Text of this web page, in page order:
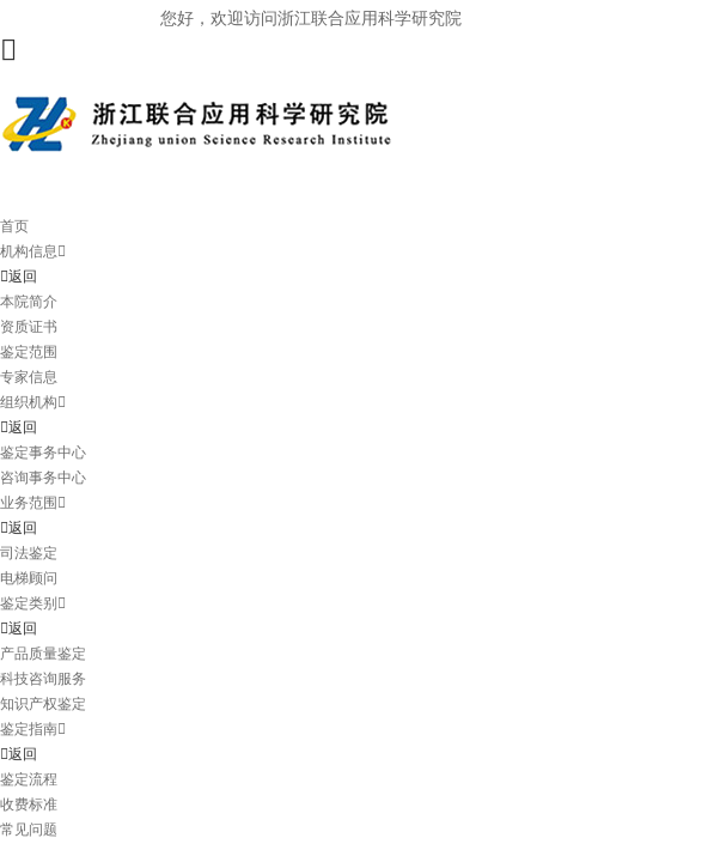
您好，欢迎访问浙江联合应用科学研究院
首页
机构信息
返回
本院简介
资质证书
鉴定范围
专家信息
组织机构
返回
鉴定事务中心
咨询事务中心
业务范围
返回
司法鉴定
电梯顾问
鉴定类别
返回
产品质量鉴定
科技咨询服务
知识产权鉴定
鉴定指南
返回
鉴定流程
收费标准
常见问题